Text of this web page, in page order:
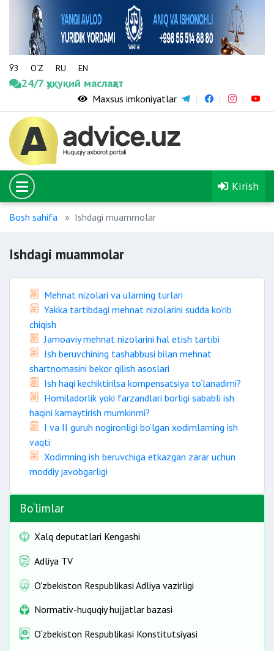
ЎЗ O‘Z RU EN
24/7 ҳуқуқий маслаҳат
Maxsus imkoniyatlar
Kirish
Bosh sahifa Ishdagi muammolar
Ishdagi muammolar
Mehnat nizolari va ularning turlari
Yakka tartibdagi mehnat nizolarini sudda ko‘rib
chiqish
Jamoaviy mehnat nizolarini hal etish tartibi
Ish beruvchining tashabbusi bilan mehnat
shartnomasini bekor qilish asoslari
Ish haqi kechiktirilsa kompensatsiya to‘lanadimi?
Homiladorlik yoki farzandlari borligi sababli ish
haqini kamaytirish mumkinmi?
I va II guruh nogironligi bo‘lgan xodimlarning ish
vaqti
Xodimning ish beruvchiga etkazgan zarar uchun
moddiy javobgarligi
Bo‘limlar
Xalq deputatlari Kengashi
Adliya TV
O'zbekiston Respublikasi Adliya vazirligi
Normativ-huquqiy hujjatlar bazasi
O‘zbekiston Respublikasi Konstitutsiyasi